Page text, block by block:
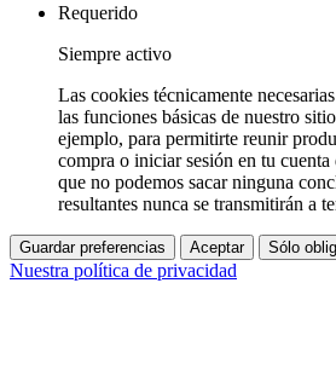
Requerido
Siempre activo
Las cookies técnicamente
las funciones básicas de nuestro
ejemplo, para permitirte reunir
compra o iniciar sesión en tu
que no podemos sacar ninguna
resultantes nunca se transmitirán a
Guardar preferencias Aceptar Sólo
Nuestra política de privacidad